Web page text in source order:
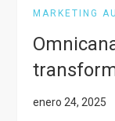
MARKETING